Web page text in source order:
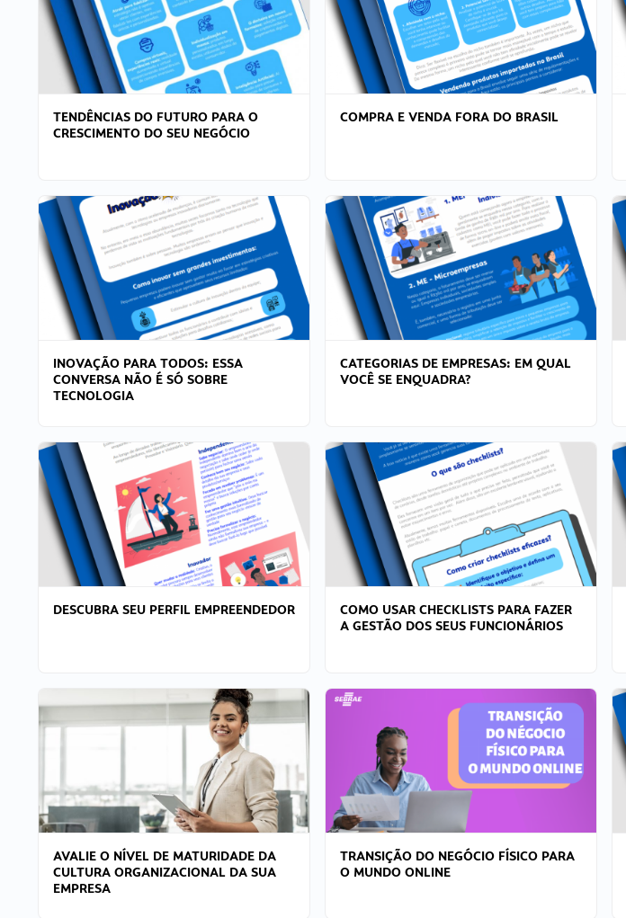
TENDÊNCIAS DO FUTURO PARA O
CRESCIMENTO DO SEU NEGÓCIO
COMPRA E VENDA FORA DO BRASIL
INOVAÇÃO PARA TODOS: ESSA
CONVERSA NÃO É SÓ SOBRE
TECNOLOGIA
CATEGORIAS DE EMPRESAS: EM QUAL
VOCÊ SE ENQUADRA?
DESCUBRA SEU PERFIL EMPREENDEDOR
COMO USAR CHECKLISTS PARA FAZER
A GESTÃO DOS SEUS FUNCIONÁRIOS
AVALIE O NÍVEL DE MATURIDADE DA
CULTURA ORGANIZACIONAL DA SUA
EMPRESA
TRANSIÇÃO DO NEGÓCIO FÍSICO PARA
O MUNDO ONLINE